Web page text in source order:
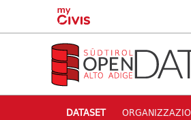
Skip to main content
DATASET